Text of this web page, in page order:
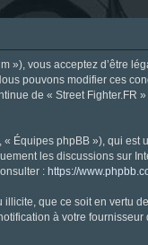
»), vous acceptez d’être
pouvons modifier ces
de « Street Fighter.FR
Équipes phpBB »), qui est
les discussions sur
: https://
que ce soit en vertu
à votre fournisseur